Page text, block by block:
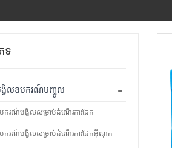
ទ
-
ង្វិលឧបករណ៍បញ្ចូល
ករណ៍បង្វិលសម្រាប់ដំណើរការដែក
ករណ៍បង្វិលសម្រាប់ដំណើរការដែកអ៊ីណុក